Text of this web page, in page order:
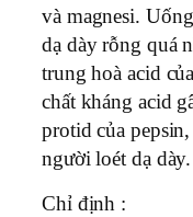
và magnesi.
dạ dày rỗng quá
trung hoà acid
chất kháng acid
protid của
người loét dạ dày.
Chỉ định :